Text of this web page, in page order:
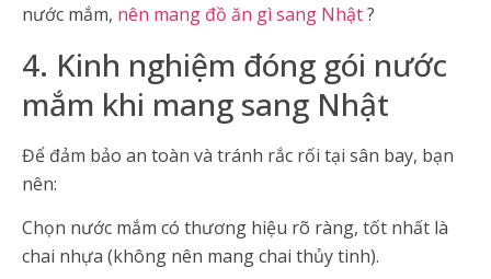
nước mắm, nên mang đồ ăn gì sang Nhật?
4. Kinh nghiệm đóng gói nước
mắm khi mang sang Nhật
Để đảm bảo an toàn và tránh rắc rối tại sân bay, bạn
nên:
Chọn nước mắm có thương hiệu rõ ràng, tốt nhất là
chai nhựa (không nên mang chai thủy tinh).